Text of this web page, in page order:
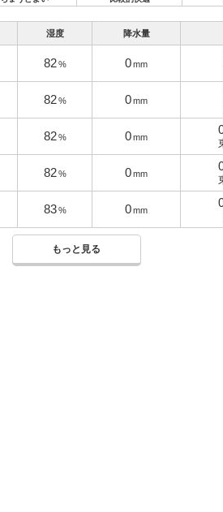
湿度 降水量
82 % 0mm
82 % 0mm
82 % 0mm
82 % 0mm
83 % 0mm
もっと見る